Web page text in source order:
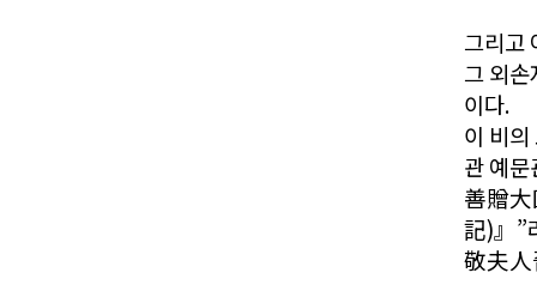
그리고
그 외
이다.
이 비
관 예
善贈
記)』”
敬夫人